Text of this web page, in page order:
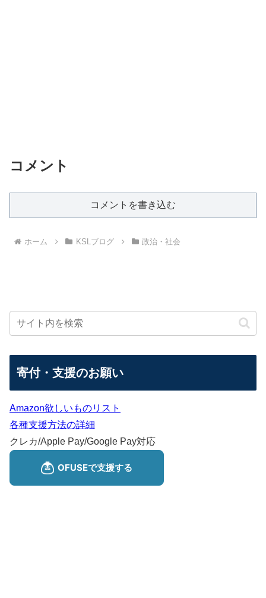
コメント
コメントを書き込む
ホーム KSLブログ 政治・社会
寄付・支援のお願い
Amazon欲しいものリスト
各種支援方法の詳細
クレカ/Apple Pay/Google Pay対応